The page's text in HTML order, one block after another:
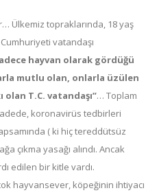
Ülkemiz topraklarında, 18 yaş
vatandaşı
hayvan olarak gördüğü
mutlu olan, onlarla üzülen
olan T.C. vatandaşı”… Toplam
koronavirüs tedbirleri
( ki hiç tereddütsüz
çıkma yasağı alındı. Ancak
edilen bir kitle vardı.
hayvansever, köpeğinin ihtiyacı